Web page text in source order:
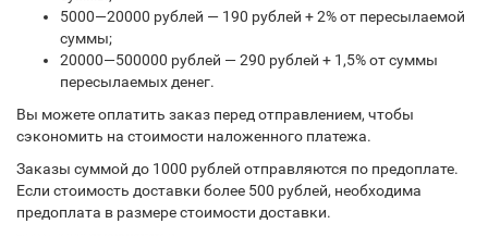
5000—20000 рублей — 190 рублей + 2% от пересылаемой
суммы;
20000—500000 рублей — 290 рублей + 1,5% от суммы
пересылаемых денег.
Вы можете оплатить заказ перед отправлением, чтобы
сэкономить на стоимости наложенного платежа.
Заказы суммой до 1000 рублей отправляются по предоплате.
Если стоимость доставки более 500 рублей, необходима
предоплата в размере стоимости доставки.